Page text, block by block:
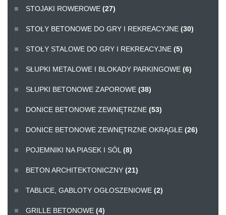
STOJAKI ROWEROWE (27)
STOŁY BETONOWE DO GRY I REKREACYJNE (30)
STOŁY STALOWE DO GRY I REKREACYJNE (5)
SŁUPKI METALOWE I BLOKADY PARKINGOWE (6)
SŁUPKI BETONOWE ZAPOROWE (38)
DONICE BETONOWE ZEWNĘTRZNE (53)
DONICE BETONOWE ZEWNĘTRZNE OKRĄGŁE (26)
POJEMNIKI NA PIASEK I SÓL (8)
BETON ARCHITEKTONICZNY (21)
TABLICE, GABLOTY OGŁOSZENIOWE (2)
GRILLE BETONOWE (4)